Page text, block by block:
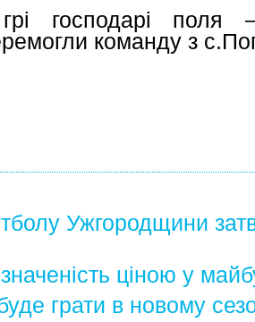
господарі поля
команду з
Ужгородщини
ціною у
грати в новому